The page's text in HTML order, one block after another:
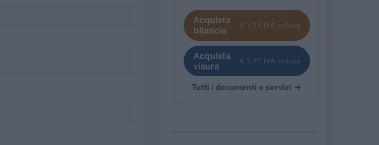
Acquista
bilancio
€ 7,14 IVA inclusa
Acquista
visura
€ 7,77 IVA inclusa
Tutti i documenti e servizi →